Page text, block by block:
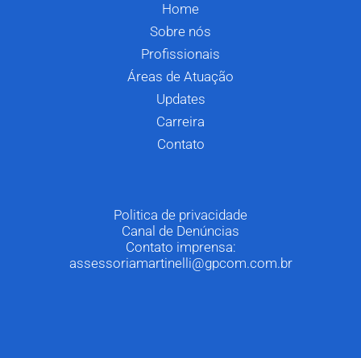
Home
Sobre nós
Profissionais
Áreas de Atuação
Updates
Carreira
Contato
Politica de privacidade
Canal de Denúncias
Contato imprensa:
assessoriamartinelli@gpcom.com.br